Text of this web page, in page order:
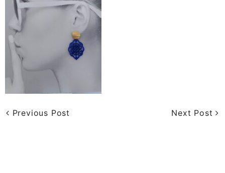
Previous Post Next Post